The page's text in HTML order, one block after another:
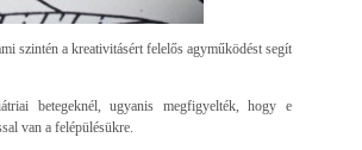
szintén a kreativitásért felelős agyműködést segít
betegeknél, ugyanis megfigyelték, hogy e
van a felépülésükre.